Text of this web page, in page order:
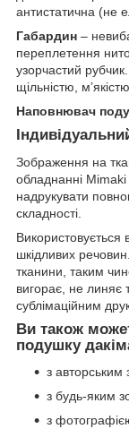
антистатична (не
Габардин –
переплетення
узорчастий
щільністю,
Наповнювач
Зображення на
обладнанні
надрукувати
складності.
шкідливих
тканини, таким
вигорає, не линяє
сублімаційним
Ви також
подушку
з
з будь-яким
з